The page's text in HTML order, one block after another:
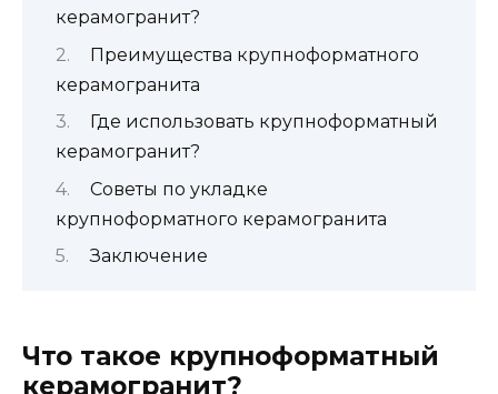
керамогранит?
Преимущества крупноформатного
керамогранита
Где использовать крупноформатный
керамогранит?
Советы по укладке
крупноформатного керамогранита
Заключение
Что такое крупноформатный
керамогранит?